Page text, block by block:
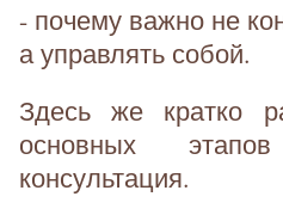
- почему важно не
а управлять собой.
Здесь же кратко
основных
консультация.